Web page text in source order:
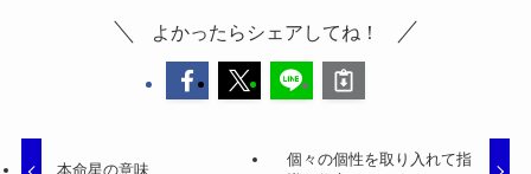
よかったらシェアしてね！
本命星の意味
個々の個性を取り入れて指